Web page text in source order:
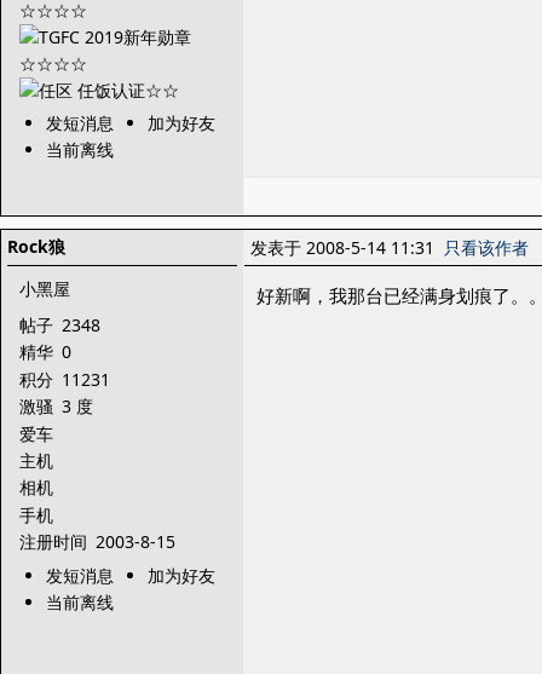
发短消息
加为好友
当前离线
Rock狼
小黑屋
帖子 2348
精华 0
积分 11231
激骚 3 度
爱车
主机
相机
手机
注册时间 2003-8-15
发短消息
加为好友
当前离线
发表于 2008-5-14 11:31 只看该作者
好新啊，我那台已经满身划痕了。